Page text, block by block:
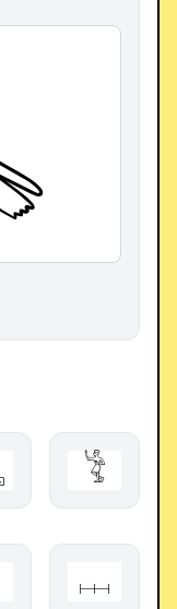
𓀥
𓐖